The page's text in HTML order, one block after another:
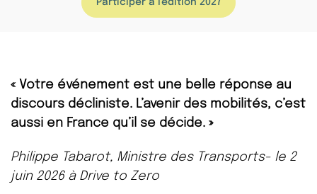
Participer à l'édition 2027
« Votre événement est une belle réponse au
discours décliniste. L’avenir des mobilités, c’est
aussi en France qu’il se décide. »
Philippe Tabarot, Ministre des Transports- le 2
juin 2026 à Drive to Zero